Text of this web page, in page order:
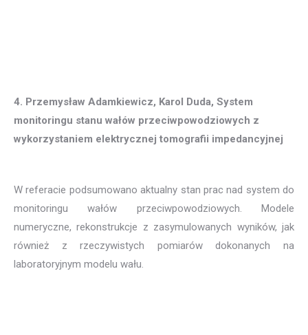
4. Przemysław Adamkiewicz, Karol Duda, System
monitoringu stanu wałów przeciwpowodziowych z
W referacie podsumowano aktualny stan prac nad system do
monitoringu wałów przeciwpowodziowych. Modele
numeryczne, rekonstrukcje z zasymulowanych wyników, jak
również z rzeczywistych pomiarów dokonanych na